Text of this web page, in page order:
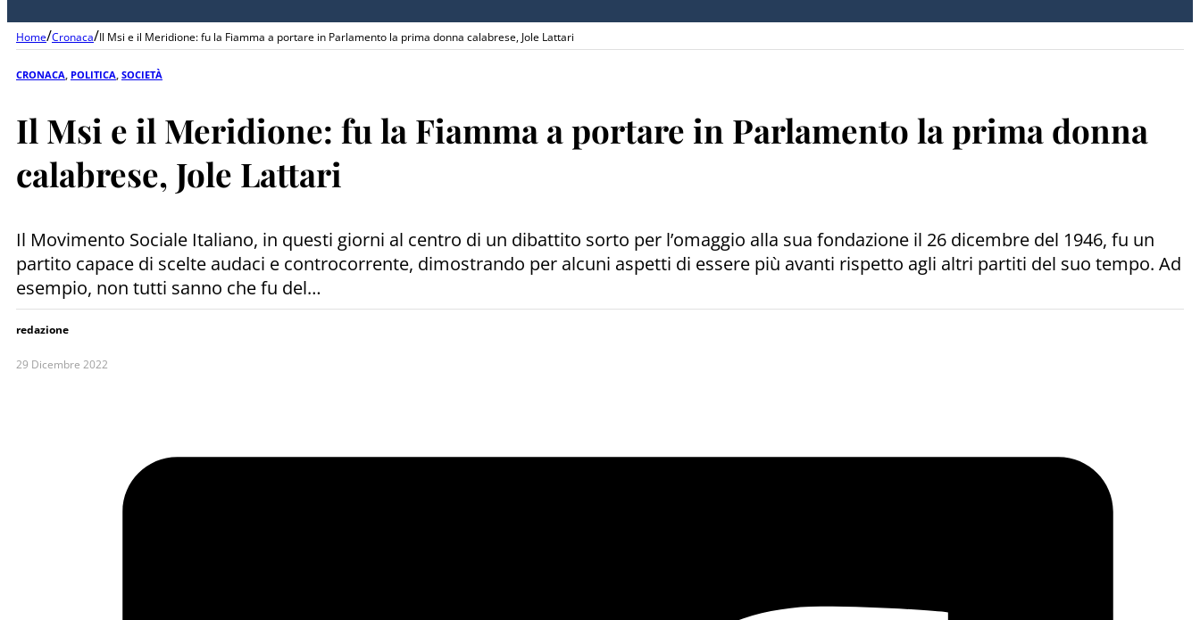
Home/Cronaca/Il Msi e il Meridione: fu la Fiamma a portare in Parlamento la prima donna calabrese, Jole Lattari
CRONACA POLITICA SOCIETÀ
Il Msi e il Meridione: fu la Fiamma a portare in Parlamento la prima donna
calabrese, Jole Lattari
Il Movimento Sociale Italiano, in questi giorni al centro di un dibattito sorto per l’omaggio alla sua fondazione il 26 dicembre del 1946, fu un
partito capace di scelte audaci e controcorrente, dimostrando per alcuni aspetti di essere più avanti rispetto agli altri partiti del suo tempo. Ad
esempio, non tutti sanno che fu del…
redazione
29 Dicembre 2022